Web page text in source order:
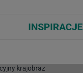
INSPIRACJE